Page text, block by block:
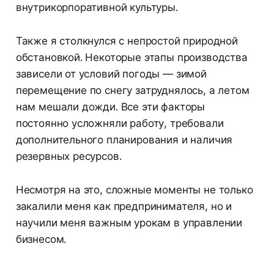
внутрикорпоративной культуры.
Также я столкнулся с непростой природной
обстановкой. Некоторые этапы производства
зависели от условий погоды — зимой
перемещение по снегу затруднялось, а летом
нам мешали дожди. Все эти факторы
постоянно усложняли работу, требовали
дополнительного планирования и наличия
резервных ресурсов.
Несмотря на это, сложные моменты не только
закалили меня как предпринимателя, но и
научили меня важным урокам в управлении
бизнесом.